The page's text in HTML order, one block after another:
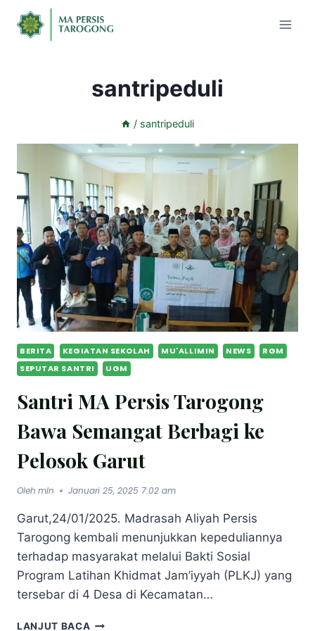
santripeduli
/ santripeduli
BERITA KEGIATAN SEKOLAH MU'ALLIMIN NEWS
RGM
SEPUTAR SANTRI
UGM
Santri MA Persis Tarogong
Bawa Semangat Berbagi ke
Pelosok Garut
Oleh mln Januari 25, 2025 7:02 am
Garut,24/01/2025. Madrasah Aliyah Persis
Tarogong kembali menunjukkan kepeduliannya
terhadap masyarakat melalui Bakti Sosial
Program Latihan Khidmat Jam’iyyah (PLKJ) yang
tersebar di 4 Desa di Kecamatan…
LANJUT BACA